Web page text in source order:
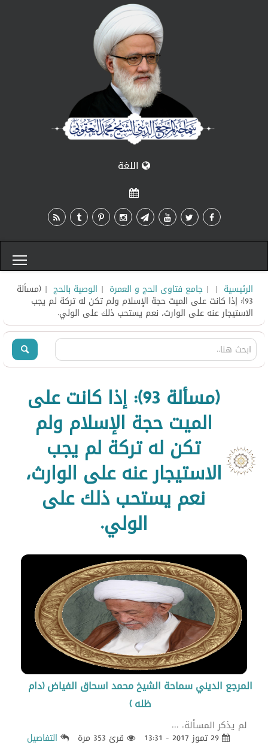
اللغة
الرئيسية |
| جامع فتاوى الحج و العمرة | الوصية بالحج | (مسألة
93): إذا كانت على الميت حجة الإسلام ولم تكن له تركة لم يجب
الاستيجار عنه على الوارث، نعم يستحب ذلك على الولي.
(مسألة 93): إذا كانت على
الميت حجة الإسلام ولم
تكن له تركة لم يجب
الاستيجار عنه على الوارث،
نعم يستحب ذلك على
الولي.
المرجع الديني سماحة الشيخ محمد اسحاق الفياض (دام
ظله )
لم يذكر المسألة. ...
قرئ 353 مرة التفاصيل